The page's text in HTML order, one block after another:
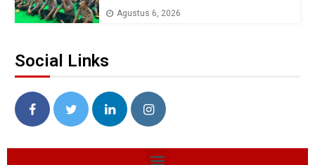
Agustus 6, 2026
Social Links